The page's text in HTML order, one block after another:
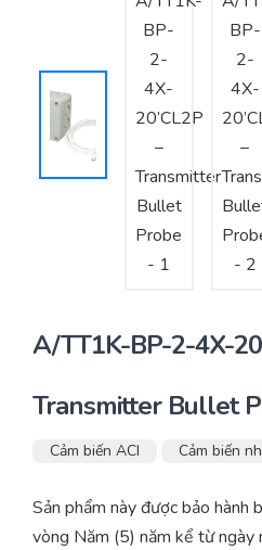
Tư vấn thiết kế, thi công tủ
Thi công – Lắp đặt hệ
A/TT1K-BP-2-4X-
Transmitter Bullet
Cảm biến ACI Cảm biến
Sản phẩm này được bảo hành
vòng Năm (5) năm kể từ ngày